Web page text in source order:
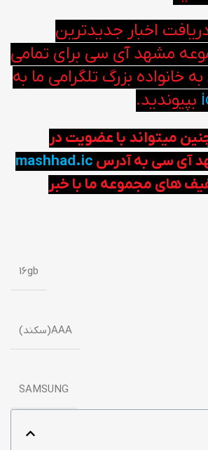
اخبار جدیدترین
مشهد آی سی برای تمامی
خانواده بزرگ تلگرامی ما به
بپیوندید.
میتواند با عضویت در
آی سی به آدرس mashhad.ic
های مجموعه ما با خبر
16gb
AAA(سکند)
SAMSUNG